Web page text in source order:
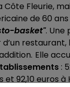
Côte Fleurie,
de 60
basket". Une
d’un
Elle
:
et 92,10 euros à